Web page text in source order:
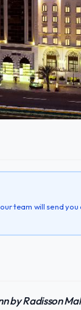
team will send you
by Radisson